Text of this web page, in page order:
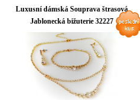
Luxusní dámská Souprava štrasová
Jablonecká bižuterie 32227